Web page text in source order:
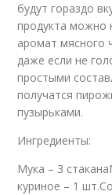
будут гораздо
продукта можно
аромат мясного
даже если не
простыми
получатся
пузырьками.
Ингредиенты:
Мука – 3
куриное – 1